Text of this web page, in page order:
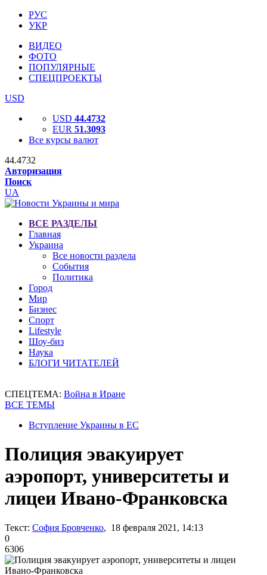
РУС
УКР
ВИДЕО
ФОТО
ПОПУЛЯРНЫЕ
СПЕЦПРОЕКТЫ
USD
USD 44.4732
EUR 51.3093
Все курсы валют
44.4732
Авторизация
Поиск
UA
ВСЕ РАЗДЕЛЫ
Главная
Украина
Все новости раздела
События
Политика
Город
Мир
Бизнес
Спорт
Lifestyle
Шоу-биз
Наука
БЛОГИ ЧИТАТЕЛЕЙ
СПЕЦТЕМА: Война в Иране
ВСЕ ТЕМЫ
Вступление Украины в ЕС
Полиция эвакуирует
аэропорт, университеты и
лицеи Ивано-Франковска
Текст: София Бровченко, 18 февраля 2021, 14:13
0
6306